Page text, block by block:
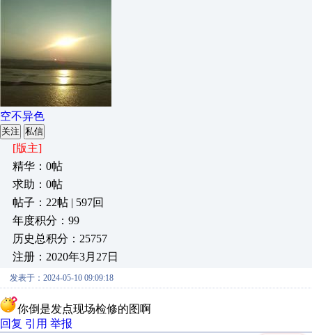
空不异色
关注 私信
[版主]
精华：0帖
求助：0帖
帖子：22帖 | 597回
年度积分：99
历史总积分：25757
注册：2020年3月27日
发表于：2024-05-10 09:09:18
你倒是发点现场检修的图啊
回复 引用 举报